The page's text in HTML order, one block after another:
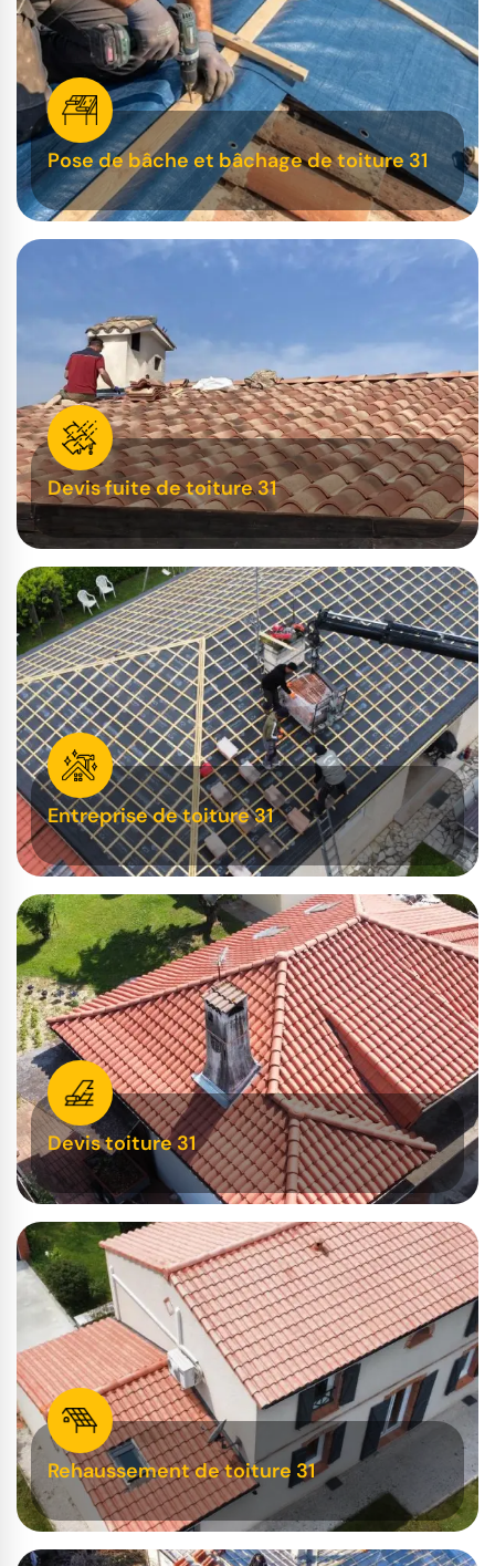
Pose de bâche et bâchage de toiture 31
Devis fuite de toiture 31
Entreprise de toiture 31
Devis toiture 31
Rehaussement de toiture 31